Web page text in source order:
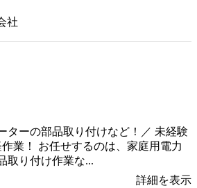
社
ターの部品取り付けなど！／ 未経験
業！ お任せするのは、家庭用電力
取り付け作業な...
詳細を表示